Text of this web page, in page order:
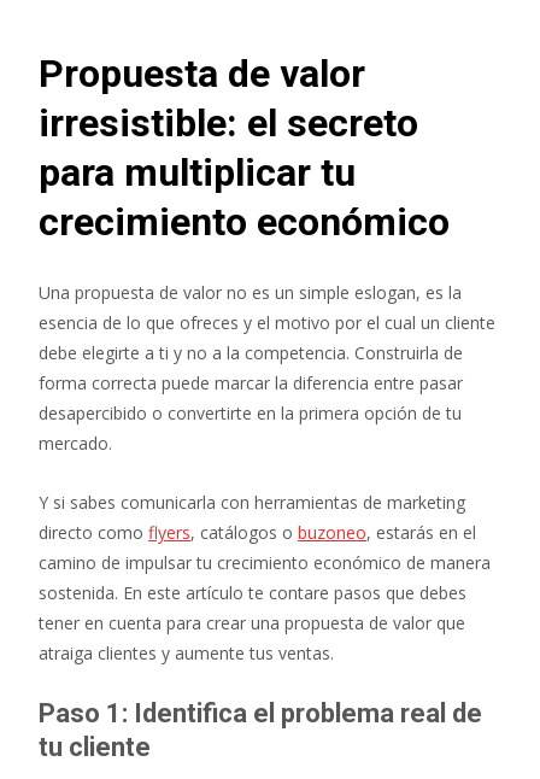
Propuesta de valor
irresistible: el secreto
para multiplicar tu
crecimiento económico
Una propuesta de valor no es un simple eslogan, es la
esencia de lo que ofreces y el motivo por el cual un cliente
debe elegirte a ti y no a la competencia. Construirla de
forma correcta puede marcar la diferencia entre pasar
desapercibido o convertirte en la primera opción de tu
mercado.
Y si sabes comunicarla con herramientas de marketing
directo como flyers, catálogos o buzoneo, estarás en el
camino de impulsar tu crecimiento económico de manera
sostenida. En este artículo te contare pasos que debes
tener en cuenta para crear una propuesta de valor que
atraiga clientes y aumente tus ventas.
Paso 1: Identifica el problema real de
tu cliente